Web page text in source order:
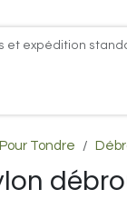
et expédition
Pour Tondre